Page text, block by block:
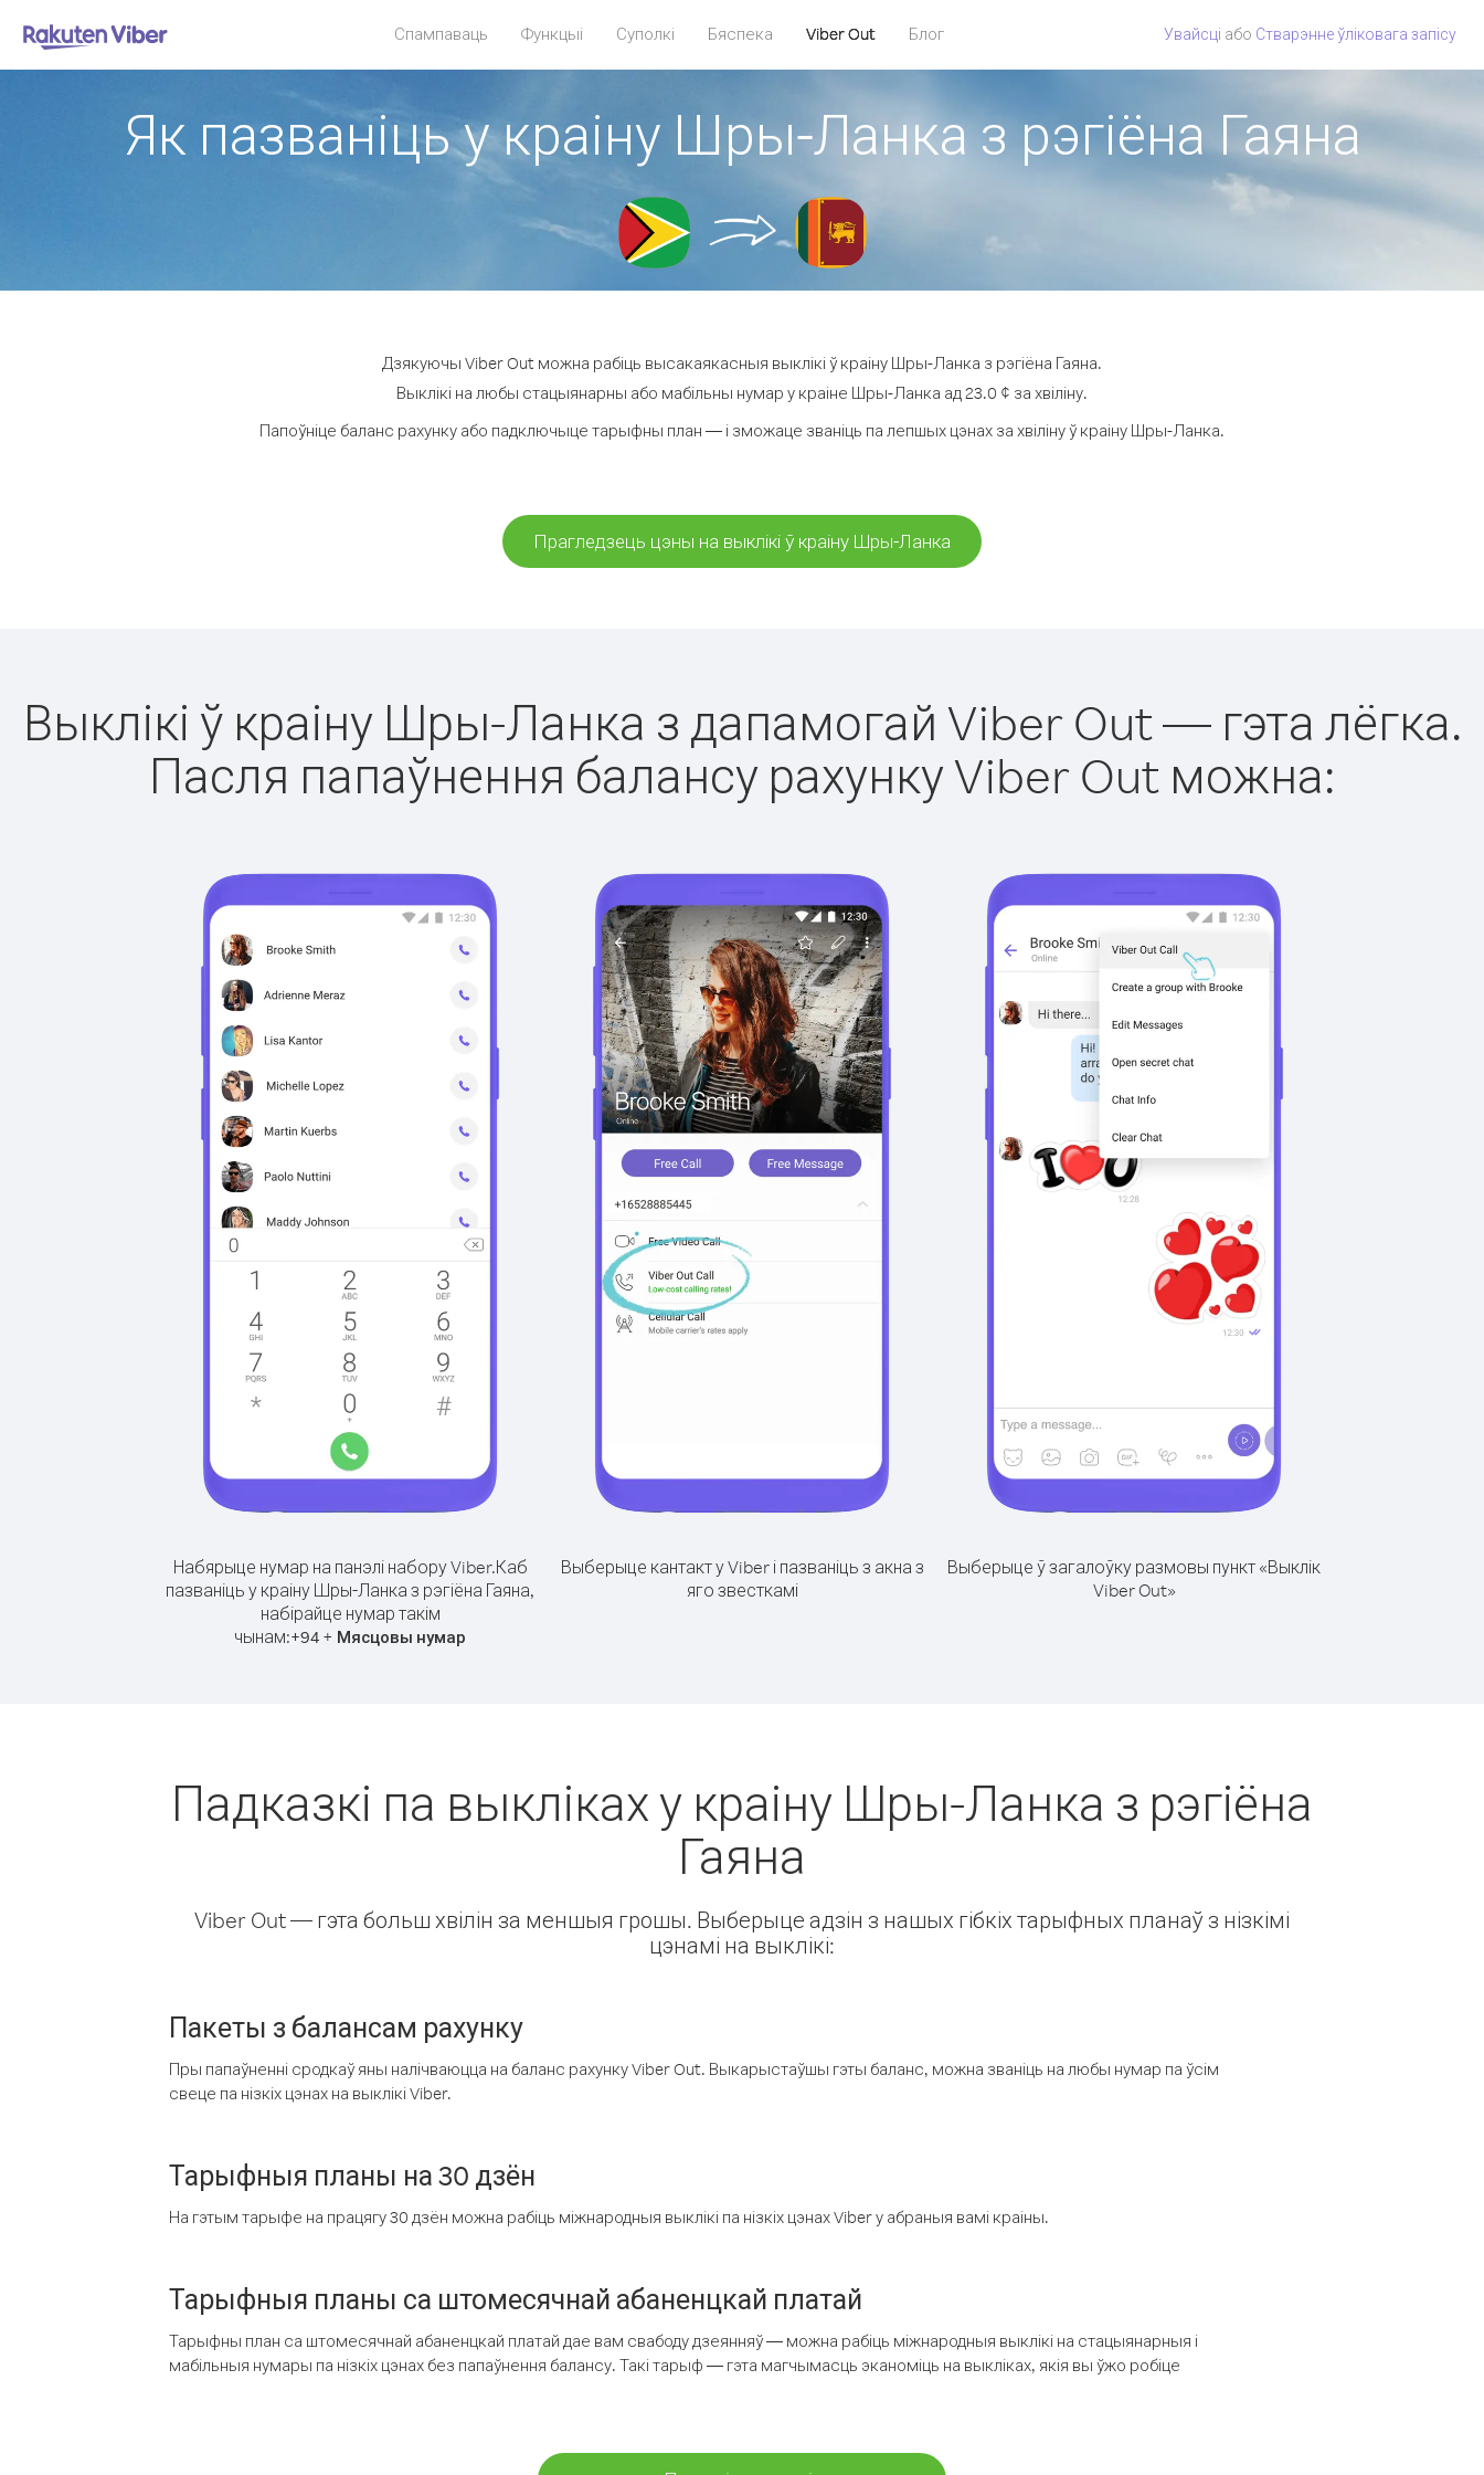
Спампаваць Функцыі Суполкі Бяспека Viber Out Блог Увайсці або Стварэнне ўліковага запісу
Як пазваніць у краіну Шры-Ланка з рэгіёна Гаяна
Дзякуючы Viber Out можна рабіць высакаякасныя выклікі ў краіну Шры-Ланка з рэгіёна Гаяна.
Выклікі на любы стацыянарны або мабільны нумар у краіне Шры-Ланка ад 23.0 ¢ за хвіліну.
Папоўніце баланс рахунку або падключыце тарыфны план — і зможаце званіць па лепшых цэнах за хвіліну ў краіну Шры-Ланка.
Прагледзець цэны на выклікі ў краіну Шры-Ланка
Выклікі ў краіну Шры-Ланка з дапамогай Viber Out — гэта лёгка.
Пасля папаўнення балансу рахунку Viber Out можна:
Набярыце нумар на панэлі набору Viber.Каб
пазваніць у краіну Шры-Ланка з рэгіёна Гаяна,
набірайце нумар такім
чынам:+94 + Мясцовы нумар
Выберыце кантакт у Viber і пазваніць з акна з
яго звесткамі
Выберыце ў загалоўку размовы пункт «Выклік
Viber Out»
Падказкі па выкліках у краіну Шры-Ланка з рэгіёна
Гаяна
Viber Out — гэта больш хвілін за меншыя грошы. Выберыце адзін з нашых гібкіх тарыфных планаў з нізкімі
цэнамі на выклікі:
Пакеты з балансам рахунку
Пры папаўненні сродкаў яны налічваюцца на баланс рахунку Viber Out. Выкарыстаўшы гэты баланс, можна званіць на любы нумар па ўсім
свеце па нізкіх цэнах на выклікі Viber.
Тарыфныя планы на 30 дзён
На гэтым тарыфе на працягу 30 дзён можна рабіць міжнародныя выклікі па нізкіх цэнах Viber у абраныя вамі краіны.
Тарыфныя планы са штомесячнай абаненцкай платай
Тарыфны план са штомесячнай абаненцкай платай дае вам свабоду дзеянняў — можна рабіць міжнародныя выклікі на стацыянарныя і
мабільныя нумары па нізкіх цэнах без папаўнення балансу. Такі тарыф — гэта магчымасць эканоміць на выкліках, якія вы ўжо робіце